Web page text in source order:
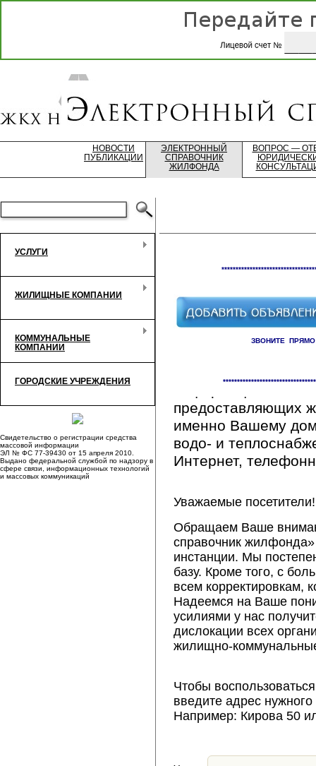
НОВОСТИ
ПУБЛИКАЦИИ
ЭЛЕКТРОННЫЙ
СПРАВОЧНИК
ЖИЛФОНДА
ВОПРОС —
УСЛУГИ
ЖИЛИЩНЫЕ КОМПАНИИ
КОММУНАЛЬНЫЕ
КОМПАНИИ
ГОРОДСКИЕ УЧРЕЖДЕНИЯ
Свидетельство о регистрации средства
массовой информации
ЭЛ № ФС 77-39430 от 15 апреля 2010.
Выдано федеральной службой по надзору в
сфере связи, информационных технологий
и массовых коммуникаций
ЗВОНИТЕ
предоставляющих
именно Вашему
водо- и
Интернет,
Уважаемые посетители!
Обращаем Ваше
справочник
инстанции. Мы
базу. Кроме того, с
всем корректировкам,
Надеемся на Ваше
усилиями у нас
дислокации всех
жилищно-
Чтобы
введите адрес
Например: Кирова 50